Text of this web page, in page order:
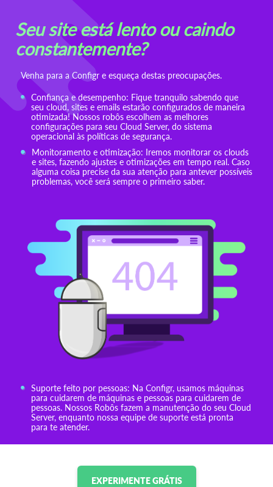
Seu site está lento ou caindo
constantemente?
Venha para a Configr e esqueça destas preocupações.
Confiança e desempenho: Fique tranquilo sabendo que
seu cloud, sites e emails estarão configurados de maneira
otimizada! Nossos robôs escolhem as melhores
configurações para seu Cloud Server, do sistema
operacional às políticas de segurança.
Monitoramento e otimização: Iremos monitorar os clouds
e sites, fazendo ajustes e otimizações em tempo real. Caso
alguma coisa precise da sua atenção para antever possíveis
problemas, você será sempre o primeiro saber.
Suporte feito por pessoas: Na Configr, usamos máquinas
para cuidarem de máquinas e pessoas para cuidarem de
pessoas. Nossos Robôs fazem a manutenção do seu Cloud
Server, enquanto nossa equipe de suporte está pronta
para te atender.
EXPERIMENTE GRÁTIS